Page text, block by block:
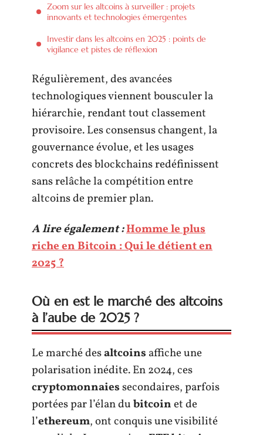
Zoom sur les altcoins à surveiller : projets
innovants et technologies émergentes
Investir dans les altcoins en 2025 : points de
vigilance et pistes de réflexion
Régulièrement, des avancées
technologiques viennent bousculer la
hiérarchie, rendant tout classement
provisoire. Les consensus changent, la
gouvernance évolue, et les usages
concrets des blockchains redéfinissent
sans relâche la compétition entre
altcoins de premier plan.
A lire également :Homme le plus
riche en Bitcoin : Qui le détient en
2025 ?
Où en est le marché des altcoins
à l’aube de 2025 ?
Le marché desaltcoins affiche une
polarisation inédite. En 2024, ces
cryptomonnaiessecondaires, parfois
portées par l’élan dubitcoinet de
l’ethereum, ont conquis une visibilité